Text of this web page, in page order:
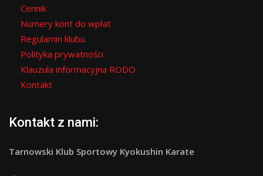
Cennik
Numery kont do wpłat
Regulamin klubu
Polityka prywatności
Klauzula informacyjna RODO
Kontakt
Kontakt z nami:
Tarnowski Klub Sportowy Kyokushin Karate